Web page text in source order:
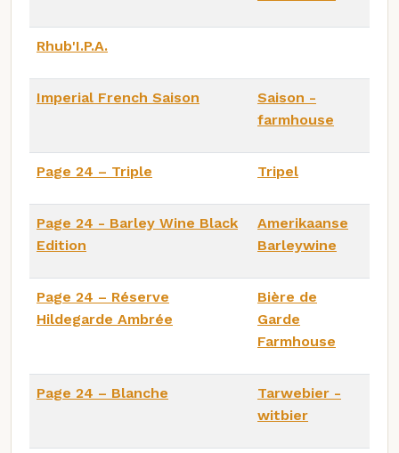
Rhub'I.P.A.
Imperial French Saison
Saison -
farmhouse
Page 24 – Triple Tripel
Page 24 - Barley Wine Black
Edition
Amerikaanse
Barleywine
Page 24 – Réserve
Hildegarde Ambrée
Bière de
Garde
Farmhouse
Page 24 – Blanche
Tarwebier -
witbier